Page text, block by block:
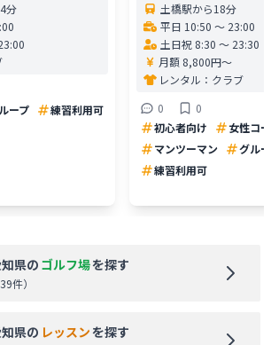
分
ープ 練習利用可
土橋駅から18分
平日 10:50 〜 23:00
土日祝 8:30 〜 23:30
月額 8,800円〜
レンタル： クラブ
0
0
初心者向け
女性コ
マンツーマン
グル
練習利用可
県の ゴルフ場を探す
39件）
県の レッスンを探す